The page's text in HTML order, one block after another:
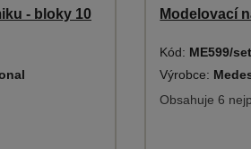
- bloky 10
Modelovací
Kód: ME599/set
Výrobce:
Obsahuje 6